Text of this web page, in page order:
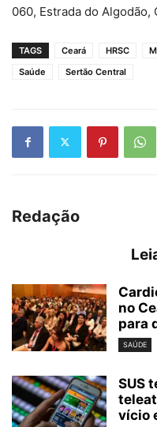
060, Estrada do Algodão,
TAGS Ceará HRSC
Saúde
Sertão Central
Redação
no
para
SAÚDE
SUS
vício